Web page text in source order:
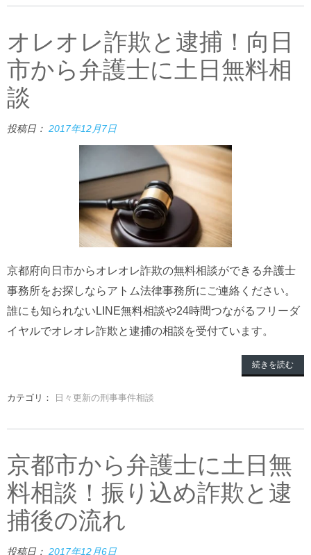
オレオレ詐欺と逮捕！向日
市から弁護士に土日無料相
談
投稿日： 2017年12月7日
京都府向日市からオレオレ詐欺の無料相談ができる弁護士
事務所をお探しならアトム法律事務所にご連絡ください。
誰にも知られないLINE無料相談や24時間つながるフリーダ
イヤルでオレオレ詐欺と逮捕の相談を受付ています。
続きを読む
カテゴリ： 日々更新の刑事事件相談
京都市から弁護士に土日無
料相談！振り込め詐欺と逮
捕後の流れ
投稿日： 2017年12月6日